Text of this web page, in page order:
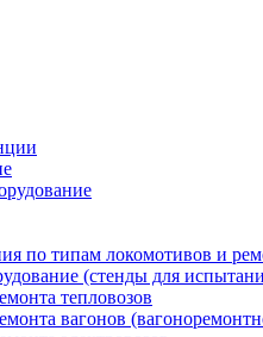
по типам локомотивов и
(стенды для
тепловозов
вагонов